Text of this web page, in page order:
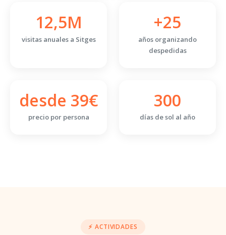
12,5M
visitas anuales a Sitges
+25
años organizando
despedidas
desde 39€
precio por persona
300
días de sol al año
⚡ ACTIVIDADES